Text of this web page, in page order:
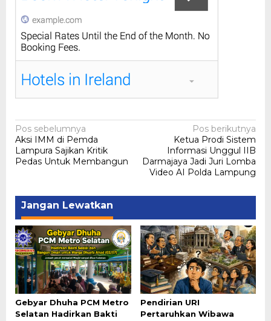
Navigasi
pos
Pos sebelumnya
Aksi IMM di Pemda
Lampura Sajikan Kritik
Pedas Untuk Membangun
Pos berikutnya
Ketua Prodi Sistem
Informasi Unggul IIB
Darmajaya Jadi Juri Lomba
Video AI Polda Lampung
Jangan Lewatkan
Gebyar Dhuha PCM Metro
Selatan Hadirkan Bakti
Pendirian URI
Pertaruhkan Wibawa